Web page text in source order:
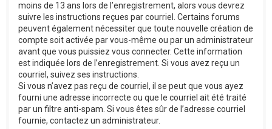
moins de 13 ans lors de l’enregistrement, alors vous devrez
suivre les instructions reçues par courriel. Certains forums
peuvent également nécessiter que toute nouvelle création de
compte soit activée par vous-même ou par un administrateur
avant que vous puissiez vous connecter. Cette information
est indiquée lors de l’enregistrement. Si vous avez reçu un
courriel, suivez ses instructions.
Si vous n’avez pas reçu de courriel, il se peut que vous ayez
fourni une adresse incorrecte ou que le courriel ait été traité
par un filtre anti-spam. Si vous êtes sûr de l’adresse courriel
fournie, contactez un administrateur.